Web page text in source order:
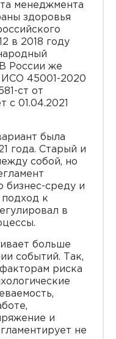
менеджмента
здоровья
в 2018 году
России же
45001-2020
ст от
с 01.04.2021
была
года. Старый и
собой, но
бизнес-среду и
к
в
больше
событий. Так,
риска
и
не